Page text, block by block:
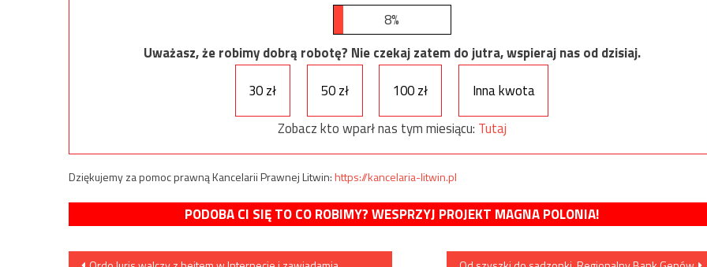
8%
Uważasz, że robimy dobrą robotę? Nie czekaj zatem do jutra, wspieraj nas od dzisiaj.
30 zł
50 zł 100 zł
Inna kwota
Zobacz kto wparł nas tym miesiącu: Tutaj
Dziękujemy za pomoc prawną Kancelarii Prawnej Litwin:https://kancelaria-litwin.pl
PODOBA CI SIĘ TO CO ROBIMY? WESPRZYJ PROJEKT MAGNA POLONIA!